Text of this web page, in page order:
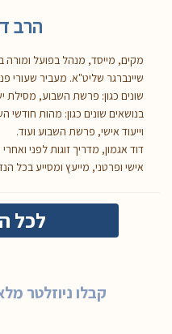
הרב
מקים, מייסד, מנהל בפועל
שיינברגר שליט"א. מעביר שעורי
שונים כגון: פרשת השבוע, מסילת
בנושאים שונים כגון: מהות חודשי
וייעוד אישי, פרשת השבוע ועוד.
דוד אגמון, מדריך זוגות לפני
אישי ופרטני, מייעץ ומסייע בכל
לכל
קבלו ניוזלטר